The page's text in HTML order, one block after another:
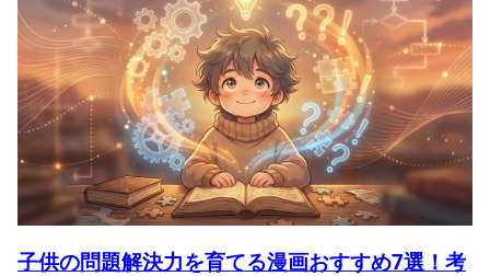
子供の問題解決力を育てる漫画おすすめ7選！考